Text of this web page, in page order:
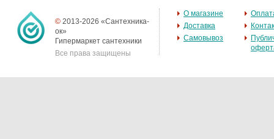
© 2013-2026 «Сантехника-
ок»
Гипермаркет сантехники
Все права защищены
О магазине
Доставка
Самовывоз